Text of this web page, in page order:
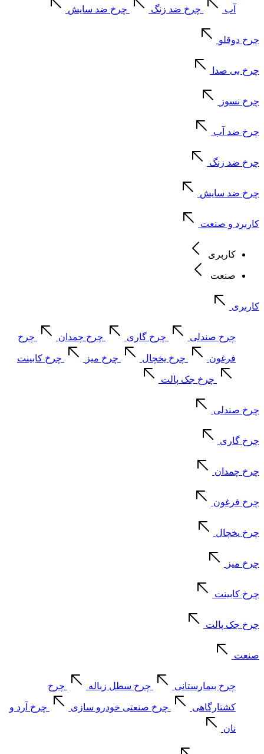
آب چرخ ضد زنگ چرخ ضد سایش
چرخ دوقلو
چرخ بی صدا
چرخ نسوز
چرخ ضد آب
چرخ ضد زنگ
چرخ ضد سایش
کاربرد و صنعت
کاربری
صنعت
کاربری
چرخ صندلی چرخ گاری چرخ چمدان چرخ
فرغون چرخ یخچال چرخ میز چرخ کابینت
چرخ جک پالت
چرخ صندلی
چرخ گاری
چرخ چمدان
چرخ فرغون
چرخ یخچال
چرخ میز
چرخ کابینت
چرخ جک پالت
صنعت
چرخ بیمارستانی چرخ سطل زباله چرخ
کشتارگاهی چرخ صنعتی خودرو سازی چرخ آرد و
نان